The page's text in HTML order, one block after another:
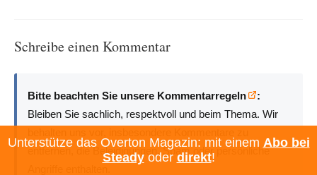
Schreibe einen Kommentar
Bitte beachten Sie unsere Kommentarregeln
:
Bleiben Sie sachlich, respektvoll und beim Thema. Wir
entfernen, die Beleidigungen, Spam oder persönliche
Unterstütze das Overton Magazin: mit einem Abo bei
Steadyoder direkt!